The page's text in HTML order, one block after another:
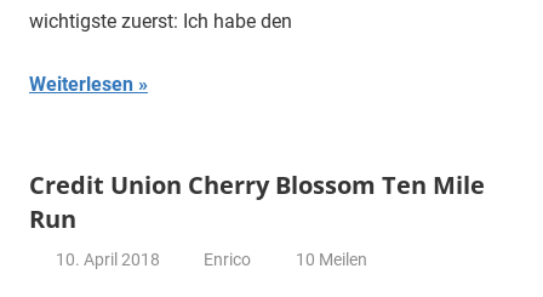
wichtigste zuerst: Ich habe den
Weiterlesen
Credit Union Cherry Blossom Ten Mile
Run
10. April 2018 Enrico 10 Meilen